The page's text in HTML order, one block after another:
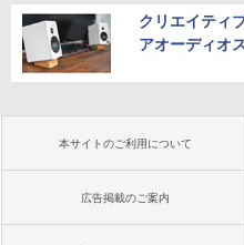
クリエイティ
アオーディオ
本サイトのご利用について
広告掲載のご案内